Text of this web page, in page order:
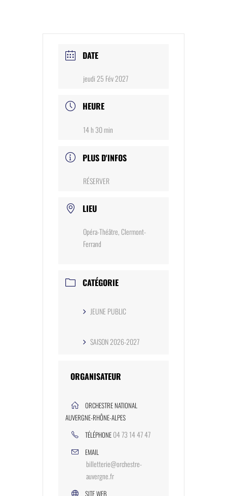
DATE
jeudi 25 Fév 2027
HEURE
14 h 30 min
PLUS D'INFOS
RÉSERVER
LIEU
Opéra-Théâtre, Clermont-
Ferrand
CATÉGORIE
JEUNE PUBLIC
SAISON 2026-2027
ORGANISATEUR
ORCHESTRE NATIONAL
AUVERGNE-RHÔNE-ALPES
TÉLÉPHONE 04 73 14 47 47
EMAIL
billetterie@orchestre-
auvergne.fr
SITE WEB